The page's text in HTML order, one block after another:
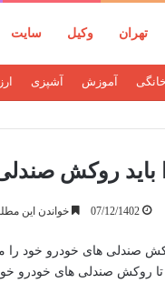
تهران وکیل سایت
آموزش آشپزی
باید روکش
07/12/1402 خواندن این مطلب 8 دقیقه زمان
های خودرو خود را
صندلی های خودرو خود